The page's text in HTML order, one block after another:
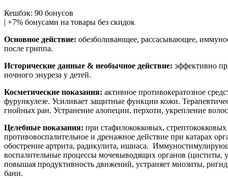
Кешбэк: 90 бонусов
| +7% бонусами на товары без скидок
Основное действие: обезболивающее, рассасывающее,
после гриппа.
Исторические данные & необычное действие: эффективно
ночного энуреза у детей.
Косметические показания: активное противокератозное
фурункулезе. Усиливает защитные функции кожи.
гнойных ран. Устранение алопеции, перхоти, укрепление
Целебные показания: при стафилококковых,
противовоспалительное и дренажное действие при катарах
обострение артрита, радикулита, ишиаса.
воспалительные процессы мочевыводящих органов (циститы,
повышая продуктивность движений, устраняет миозиты,
бани.